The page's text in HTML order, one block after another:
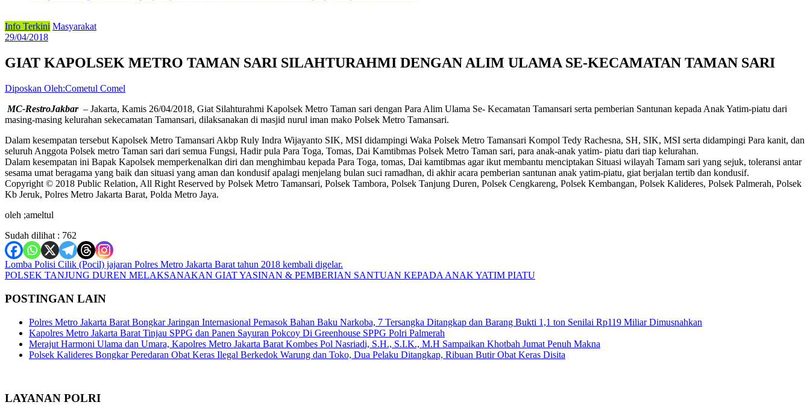
Info Terkini Masyarakat
29/04/2018
GIAT KAPOLSEK METRO TAMAN SARI SILAHTURAHMI DENGAN ALIM ULAMA SE-KECAMATAN TAMAN SARI
Diposkan Oleh:Cometul Comel
MC-RestroJakbar – Jakarta, Kamis 26/04/2018, Giat Silahturahmi Kapolsek Metro Taman sari dengan Para Alim Ulama Se- Kecamatan Tamansari serta pemberian Santunan kepada Anak Yatim-piatu dari
masing-masing kelurahan sekecamatan Tamansari, dilaksanakan di masjid nurul iman mako Polsek Metro Tamansari.
Dalam kesempatan tersebut Kapolsek Metro Tamansari Akbp Ruly Indra Wijayanto SIK, MSI didampingi Waka Polsek Metro Tamansari Kompol Tedy Rachesna, SH, SIK, MSI serta didampingi Para kanit, dan
seluruh Anggota Polsek metro Taman sari dari semua Fungsi, Hadir pula Para Toga, Tomas, Dai Kamtibmas Polsek Metro Taman sari, para anak-anak yatim- piatu dari tiap kelurahan.
Dalam kesempatan ini Bapak Kapolsek memperkenalkan diri dan menghimbau kepada Para Toga, tomas, Dai kamtibmas agar ikut membantu menciptakan Situasi wilayah Tamam sari yang sejuk, toleransi antar
sesama umat beragama yang baik dan situasi yang aman dan kondusif apalagi menjelang bulan suci ramadhan, di akhir acara pemberian santunan anak yatim-piatu, giat berjalan tertib dan kondusif.
Copyright © 2018 Public Relation, All Right Reserved by Polsek Metro Tamansari, Polsek Tambora, Polsek Tanjung Duren, Polsek Cengkareng, Polsek Kembangan, Polsek Kalideres, Polsek Palmerah, Polsek
Kb Jeruk, Polres Metro Jakarta Barat, Polda Metro Jaya.
oleh ;ameltul
Sudah dilihat : 762
Navigasi
pos
Lomba Polisi Cilik (Pocil) jajaran Polres Metro Jakarta Barat tahun 2018 kembali digelar.
POLSEK TANJUNG DUREN MELAKSANAKAN GIAT YASINAN & PEMBERIAN SANTUAN KEPADA ANAK YATIM PIATU
POSTINGAN LAIN
Polres Metro Jakarta Barat Bongkar Jaringan Internasional Pemasok Bahan Baku Narkoba, 7 Tersangka Ditangkap dan Barang Bukti 1,1 ton Senilai Rp119 Miliar Dimusnahkan
Kapolres Metro Jakarta Barat Tinjau SPPG dan Panen Sayuran Pokcoy Di Greenhouse SPPG Polri Palmerah
Merajut Harmoni Ulama dan Umara, Kapolres Metro Jakarta Barat Kombes Pol Nasriadi, S.H., S.I.K., M.H Sampaikan Khotbah Jumat Penuh Makna
Polsek Kalideres Bongkar Peredaran Obat Keras Ilegal Berkedok Warung dan Toko, Dua Pelaku Ditangkap, Ribuan Butir Obat Keras Disita
LAYANAN POLRI